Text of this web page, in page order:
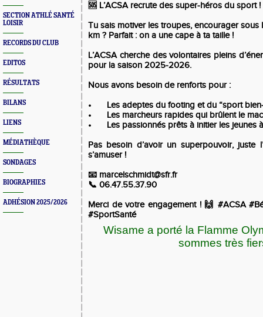
SECTION ATHLÉ SANTÉ
LOISIR
RECORDS DU CLUB
EDITOS
RÉSULTATS
BILANS
LIENS
MÉDIATHÈQUE
SONDAGES
BIOGRAPHIES
ADHÉSION 2025/2026
🆘 L’ACSA recrute des super-héros du sport !
Tu sais motiver les troupes, encourager sous
km ? Parfait : on a une cape à ta taille !
L’ACSA cherche des volontaires pleins
pour la saison 2025-2026.
Nous avons besoin de renforts pour :
•
Les adeptes du footing et du “sport
•
Les marcheurs rapides qui brûlent le
•
Les passionnés prêts à initier les jeunes
Pas besoin d’avoir un superpouvoir, juste
s’amuser !
📧 marcelschmidt@sfr.fr
📞 06.47.55.37.90
Merci de votre engagement ! 🙌 #ACSA
#SportSanté
Wisame a porté la Flamme
sommes très